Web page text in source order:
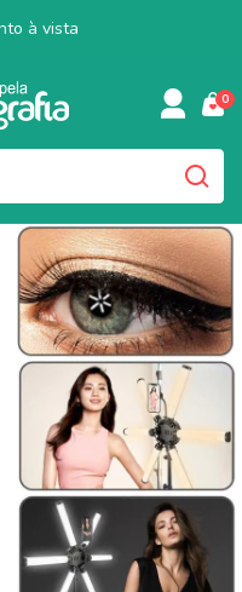
à vista
0